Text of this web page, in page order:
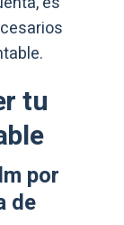
tu
por
de